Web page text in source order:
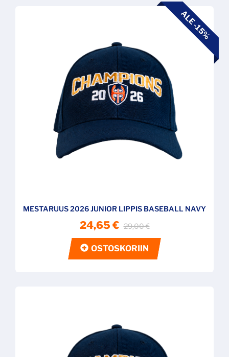
ALE -15%
MESTARUUS 2026 JUNIOR LIPPIS BASEBALL NAVY
24,65 € 29,00 €
OSTOSKORIIN